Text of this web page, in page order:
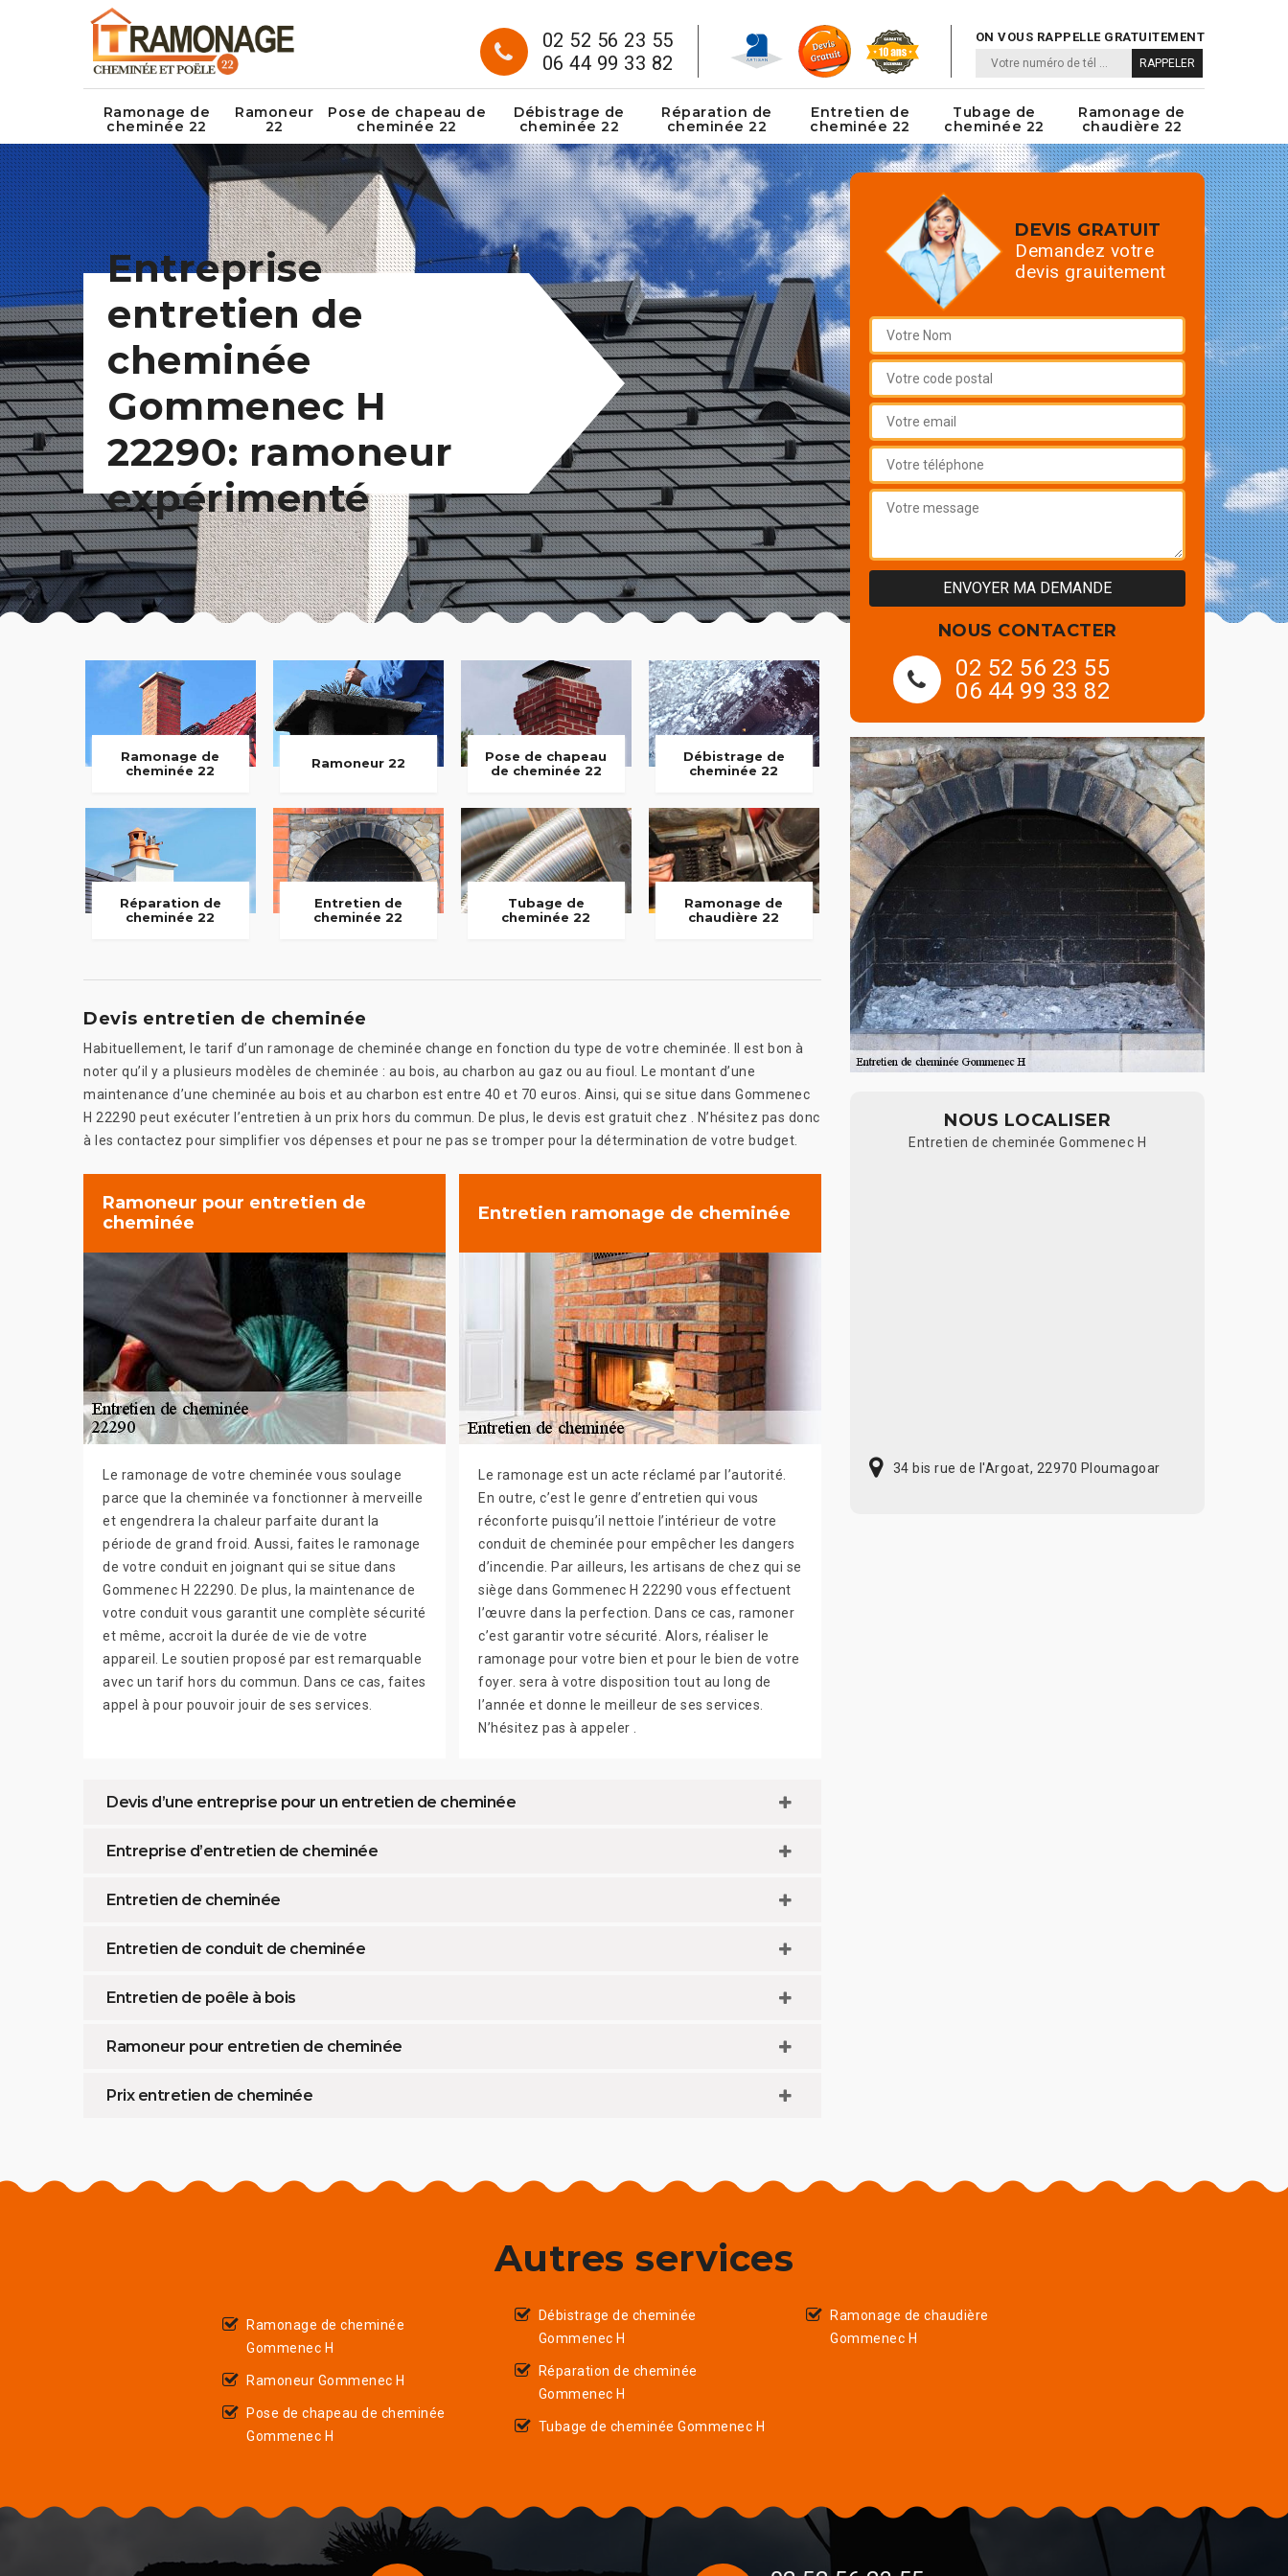
02 52 56 23 55
06 44 99 33 82
ON VOUS RAPPELLE GRATUITEMENT
Ramonage de
cheminée 22
Ramoneur
22
Pose de chapeau de
cheminée 22
Débistrage de
cheminée 22
Réparation de
cheminée 22
Entretien de
cheminée 22
Tubage de
cheminée 22
Ramonage de
chaudière 22
Entreprise
entretien de
cheminée
Gommenec H
22290: ramoneur
expérimenté
Ramonage de
cheminée 22
Ramoneur 22
Pose de chapeau
de cheminée 22
Débistrage de
cheminée 22
Réparation de
cheminée 22
Entretien de
cheminée 22
Tubage de
cheminée 22
Ramonage de
chaudière 22
Devis entretien de cheminée
Habituellement, le tarif d’un ramonage de cheminée change en fonction du type de votre cheminée. Il est bon à
noter qu’il y a plusieurs modèles de cheminée : au bois, au charbon au gaz ou au fioul. Le montant d’une
maintenance d’une cheminée au bois et au charbon est entre 40 et 70 euros. Ainsi, qui se situe dans Gommenec
H 22290 peut exécuter l’entretien à un prix hors du commun. De plus, le devis est gratuit chez . N’hésitez pas donc
à les contactez pour simplifier vos dépenses et pour ne pas se tromper pour la détermination de votre budget.
Ramoneur pour entretien de
cheminée
Le ramonage de votre cheminée vous soulage
parce que la cheminée va fonctionner à merveille
et engendrera la chaleur parfaite durant la
période de grand froid. Aussi, faites le ramonage
de votre conduit en joignant qui se situe dans
Gommenec H 22290. De plus, la maintenance de
votre conduit vous garantit une complète sécurité
et même, accroit la durée de vie de votre
appareil. Le soutien proposé par est remarquable
avec un tarif hors du commun. Dans ce cas, faites
appel à pour pouvoir jouir de ses services.
Entretien ramonage de cheminée
Le ramonage est un acte réclamé par l’autorité.
En outre, c’est le genre d’entretien qui vous
réconforte puisqu’il nettoie l’intérieur de votre
conduit de cheminée pour empêcher les dangers
d’incendie. Par ailleurs, les artisans de chez qui se
siège dans Gommenec H 22290 vous effectuent
l’œuvre dans la perfection. Dans ce cas, ramoner
c’est garantir votre sécurité. Alors, réaliser le
ramonage pour votre bien et pour le bien de votre
foyer. sera à votre disposition tout au long de
l’année et donne le meilleur de ses services.
N’hésitez pas à appeler .
Devis d’une entreprise pour un entretien de cheminée
Entreprise d’entretien de cheminée
Entretien de cheminée
Entretien de conduit de cheminée
Entretien de poêle à bois
Ramoneur pour entretien de cheminée
Prix entretien de cheminée
DEVIS GRATUIT
Demandez votre
devis grauitement
NOUS CONTACTER
02 52 56 23 55
06 44 99 33 82
NOUS LOCALISER
Entretien de cheminée Gommenec H
34 bis rue de l'Argoat, 22970 Ploumagoar
Autres services
Ramonage de cheminée
Gommenec H
Ramoneur Gommenec H
Pose de chapeau de cheminée
Gommenec H
Débistrage de cheminée
Gommenec H
Réparation de cheminée
Gommenec H
Tubage de cheminée Gommenec H
Ramonage de chaudière
Gommenec H